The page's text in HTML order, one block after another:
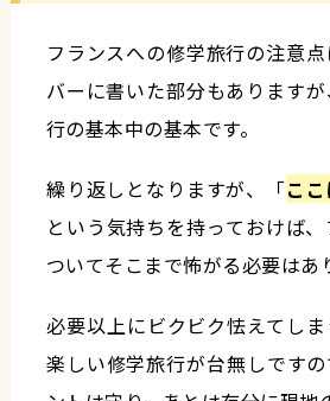
フランスへの修学旅行の注意
バーに書いた部分もあります
行の基本中の基本です。
繰り返しとなりますが、「こ
という気持ちを持っておけば
ついてそこまで怖がる必要はあ
必要以上にビクビク怯えてし
楽しい修学旅行が台無しです